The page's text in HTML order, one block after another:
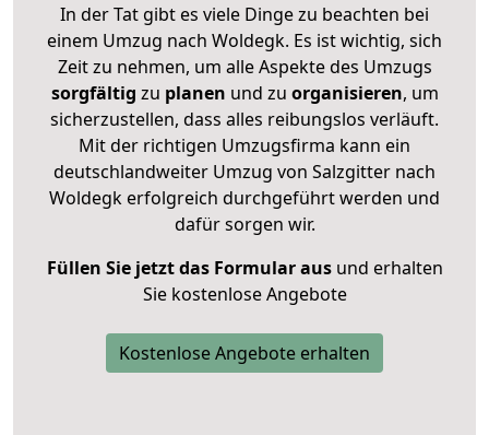
In der Tat gibt es viele Dinge zu beachten bei
einem Umzug nach Woldegk. Es ist wichtig, sich
Zeit zu nehmen, um alle Aspekte des Umzugs
sorgfältig zu planen und zu organisieren, um
sicherzustellen, dass alles reibungslos verläuft.
Mit der richtigen Umzugsfirma kann ein
deutschlandweiter Umzug von Salzgitter nach
Woldegk erfolgreich durchgeführt werden und
dafür sorgen wir.
Füllen Sie jetzt das Formular ausund erhalten
Sie kostenlose Angebote
Kostenlose Angebote erhalten